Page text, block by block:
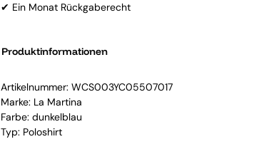
✔ Ein Monat Rückgaberecht
Produktinformationen
Artikelnummer: WCS003YC05507017
Marke: La Martina
Farbe: dunkelblau
Typ: Poloshirt